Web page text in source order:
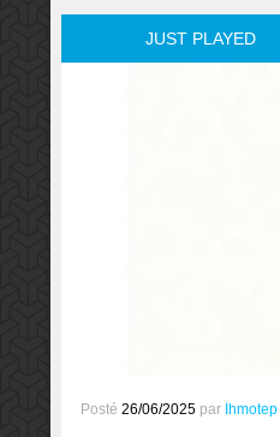
JUST PLAYED
Posté 26/06/2025 par Ihmotep